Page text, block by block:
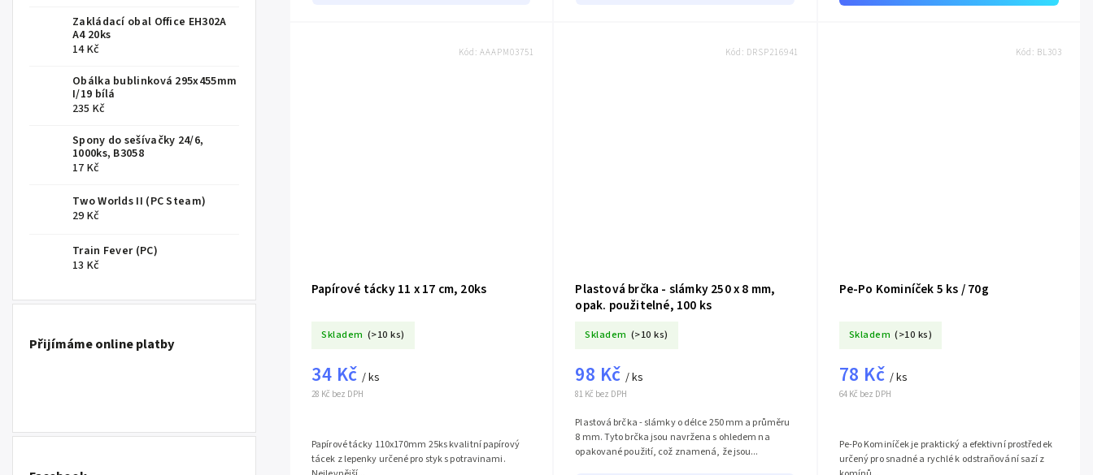
Zakládací obal Office EH302A
A4 20ks
14 Kč
Obálka bublinková 295x455mm
I/19 bílá
235 Kč
Spony do sešívačky 24/6,
1000ks, B3058
17 Kč
Two Worlds II (PC Steam)
29 Kč
Train Fever (PC)
13 Kč
Přijímáme online platby
Papírové tácky 11 x 17 cm, 20ks
Skladem (>10 ks)
28 Kč bez DPH
34 Kč / ks
Papírové tácky 110x170mm 25ks kvalitní papírový
tácek z lepenky určené pro styk s potravinami.
Kód:AAAPM03751
Plastová brčka - slámky 250 x 8 mm,
opak. použitelné, 100 ks
Skladem (>10 ks)
81 Kč bez DPH
98 Kč/ ks
Plastová brčka - slámky o délce 250 mm a průměru
8 mm. Tyto brčka jsou navržena s ohledem na
opakované použití, což znamená, že jsou...
Kód: DRSP216941
Pe-Po Kominíček 5 ks / 70g
Skladem (>10 ks)
64 Kč bez DPH
78 Kč / ks
Pe-Po Kominíček je praktický a efektivní prostředek
určený pro snadné a rychlé k odstraňování sazí z
Kód: BL303